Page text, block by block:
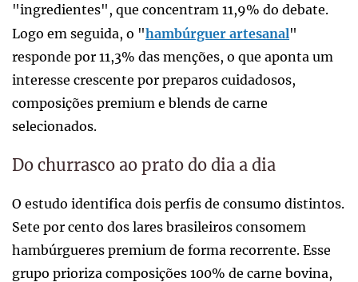
"ingredientes", que concentram 11,9% do debate.
Logo em seguida, o "hambúrguer artesanal"
responde por 11,3% das menções, o que aponta um
interesse crescente por preparos cuidadosos,
composições premium e blends de carne
selecionados.
Do churrasco ao prato do dia a dia
O estudo identifica dois perfis de consumo distintos.
Sete por cento dos lares brasileiros consomem
hambúrgueres premium de forma recorrente. Esse
grupo prioriza composições 100% de carne bovina,